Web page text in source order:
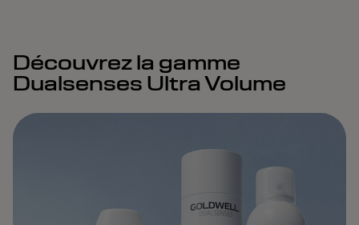
Découvrez la gamme
Dualsenses Ultra Volume